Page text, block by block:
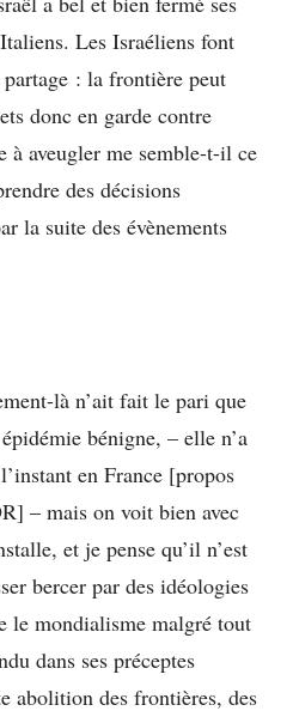
Les Israéliens font
: la frontière peut
donc en garde contre
à aveugler me semble-t-il ce
des décisions
la suite des évènements
là n’ait fait le pari que
bénigne, – elle n’a
en France [propos
– mais on voit bien avec
et je pense qu’il n’est
bercer par des idéologies
le mondialisme malgré tout
dans ses préceptes
abolition des frontières, des